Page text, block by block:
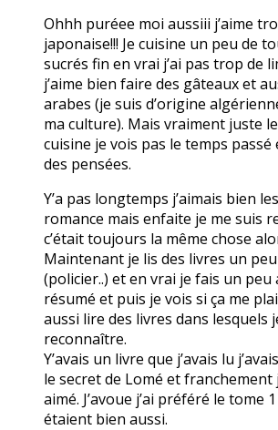
Ohhh puréee moi aussiii j’aime
japonaise!!! Je cuisine un peu de
sucrés fin en vrai j’ai pas trop de
j’aime bien faire des gâteaux et
arabes (je suis d’origine
ma culture). Mais vraiment juste
cuisine je vois pas le temps
des pensées.
Y’a pas longtemps j’aimais bien
romance mais enfaite je me suis
c’était toujours la même chose
Maintenant je lis des livres un peu
(policier..) et en vrai je fais un peu
résumé et puis je vois si ça me
aussi lire des livres dans lesquels
reconnaître.
Y’avais un livre que j’avais lu
le secret de Lomé et franchement
aimé. J’avoue j’ai préféré le tome
étaient bien aussi.